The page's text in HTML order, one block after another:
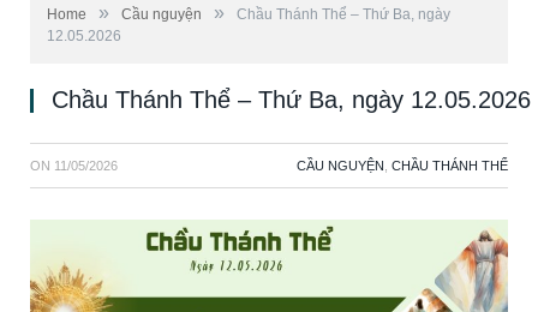
Home » Cầu nguyện »
Chầu Thánh Thể – Thứ Ba, ngày
12.05.2026
Chầu Thánh Thể – Thứ Ba, ngày 12.05.2026
ON 11/05/2026 CẦU NGUYỆN CHẦU THÁNH THỂ